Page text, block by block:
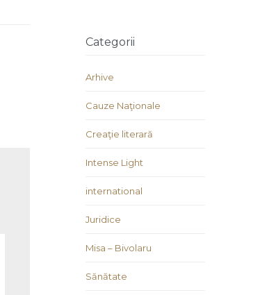
Categorii
Arhive
Cauze Naţionale
Creaţie literară
Intense Light
international
Juridice
Misa – Bivolaru
Sănătate